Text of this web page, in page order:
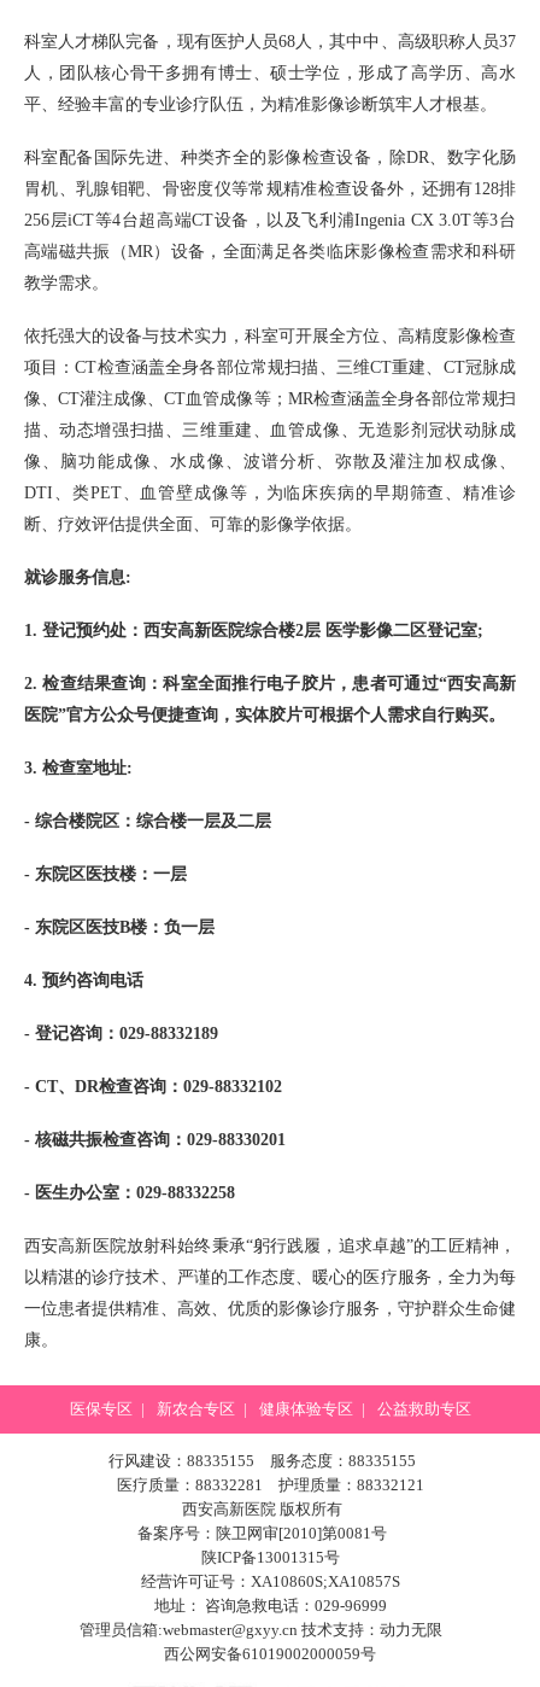
科室人才梯队完备，现有医护人员68人，其中中、高级职称人员37
人，团队核心骨干多拥有博士、硕士学位，形成了高学历、高水
平、经验丰富的专业诊疗队伍，为精准影像诊断筑牢人才根基。
科室配备国际先进、种类齐全的影像检查设备，除DR、数字化肠
胃机、乳腺钼靶、骨密度仪等常规精准检查设备外，还拥有128排
256层iCT等4台超高端CT设备，以及飞利浦Ingenia CX 3.0T等3台
高端磁共振（MR）设备，全面满足各类临床影像检查需求和科研
教学需求。
依托强大的设备与技术实力，科室可开展全方位、高精度影像检查
项目：CT检查涵盖全身各部位常规扫描、三维CT重建、CT冠脉成
像、CT灌注成像、CT血管成像等；MR检查涵盖全身各部位常规扫
描、动态增强扫描、三维重建、血管成像、无造影剂冠状动脉成
像、脑功能成像、水成像、波谱分析、弥散及灌注加权成像、
DTI、类PET、血管壁成像等，为临床疾病的早期筛查、精准诊
断、疗效评估提供全面、可靠的影像学依据。
就诊服务信息:
1. 登记预约处：西安高新医院综合楼2层 医学影像二区登记室;
2. 检查结果查询：科室全面推行电子胶片，患者可通过“西安高新
医院”官方公众号便捷查询，实体胶片可根据个人需求自行购买。
3. 检查室地址:
- 综合楼院区：综合楼一层及二层
- 东院区医技楼：一层
- 东院区医技B楼：负一层
4. 预约咨询电话
- 登记咨询：029-88332189
- CT、DR检查咨询：029-88332102
- 核磁共振检查咨询：029-88330201
- 医生办公室：029-88332258
西安高新医院放射科始终秉承“躬行践履，追求卓越”的工匠精神，
以精湛的诊疗技术、严谨的工作态度、暖心的医疗服务，全力为每
一位患者提供精准、高效、优质的影像诊疗服务，守护群众生命健
康。
医保专区 | 新农合专区 | 健康体验专区 | 公益救助专区
行风建设：88335155 服务态度：88335155
医疗质量：88332281 护理质量：88332121
西安高新医院 版权所有
备案序号：陕卫网审[2010]第0081号
陕ICP备13001315号
经营许可证号：XA10860S;XA10857S
地址： 咨询急救电话：029-96999
管理员信箱:webmaster@gxyy.cn 技术支持： 动力无限
西公网安备61019002000059号